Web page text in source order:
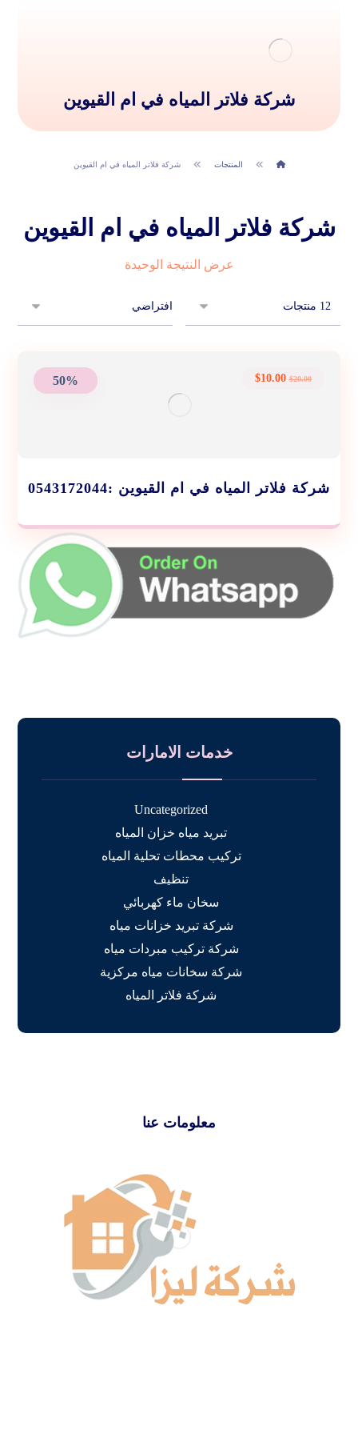
شركة فلاتر المياه في ام القيوين
المنتجات شركة فلاتر المياه في ام القيوين
شركة فلاتر المياه في ام القيوين
عرض النتيجة الوحيدة
50%
شركة فلاتر المياه في ام القيوين :0543172044
$20.00
$10.00
خدمات الامارات
Uncategorized
تبريد مياه خزان المياه
تركيب محطات تحلية المياه
تنظيف
سخان ماء كهربائي
شركة تبريد خزانات مياه
شركة تركيب مبردات مياه
شركة سخانات مياه مركزية
شركة فلاتر المياه
معلومات عنا